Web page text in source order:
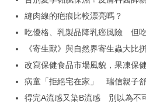
+176%極速補水*！BIODERMA
境界！
縫肉線的疤痕比較漂亮嗎？
吃優格、乳製品降乳癌風險 但
《寄生獸》與自然界寄生蟲大比
改寫保健食品市場風貌，果凍保
國
病童「拒絕宅在家」 瑞信親子
得完A流感又染B流感 別以為不